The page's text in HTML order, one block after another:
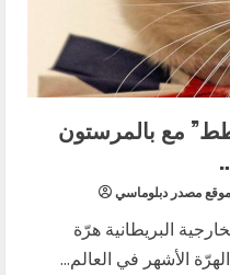
مع بالمرستون
مصدر دبلوماسي
البريطانية هرّة
الأشهر في العالم...